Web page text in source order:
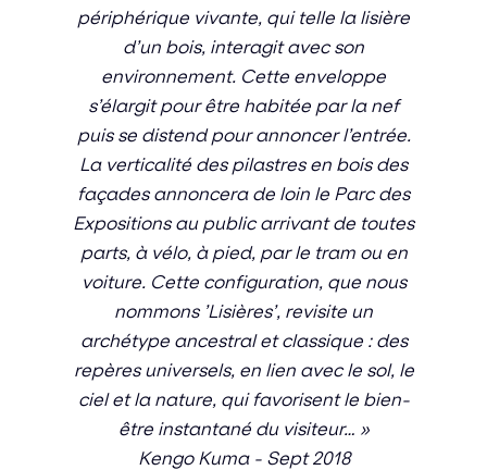
périphérique vivante, qui telle la lisière
d’un bois, interagit avec son
environnement. Cette enveloppe
s’élargit pour être habitée par la nef
puis se distend pour annoncer l’entrée.
La verticalité des pilastres en bois des
façades annoncera de loin le Parc des
Expositions au public arrivant de toutes
parts, à vélo, à pied, par le tram ou en
voiture. Cette configuration, que nous
nommons ’Lisières’, revisite un
archétype ancestral et classique : des
repères universels, en lien avec le sol, le
ciel et la nature, qui favorisent le bien-
être instantané du visiteur… »
Kengo Kuma - Sept 2018